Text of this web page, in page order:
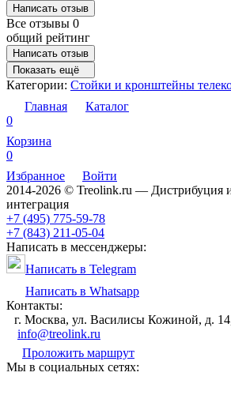
Написать отзыв
Все отзывы 0
общий рейтинг
Написать отзыв
Показать ещё
Категории: Стойки и кронштейны
Главная
Каталог
0
Корзина
0
Избранное
Войти
2014-2026 © Treolink.ru — Дистрибуция
интеграция
+7 (495) 775-59-78
+7 (843) 211-05-04
Написать в мессенджеры:
Написать в Telegram
Написать в Whatsapp
Контакты:
г. Москва, ул. Василисы Кожиной, д.
info@treolink.ru
Проложить маршрут
Мы в социальных сетях: